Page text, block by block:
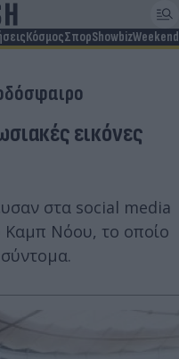
ΚόσμοςΣπορShowbizWeekend
εικόνες
στα social media
Καμπ Νόου, το οποίο